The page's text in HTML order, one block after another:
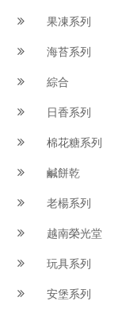
果凍系列
海苔系列
綜合
日香系列
棉花糖系列
鹹餅乾
老楊系列
越南榮光堂
玩具系列
安堡系列